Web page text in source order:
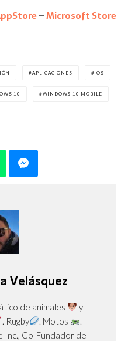
–Microsoft Store
APLICACIONES IOS
10 WINDOWS 10 MOBILE
Velásquez
de animales
y
. Rugby . Motos
.
Inc., Co-Fundador de